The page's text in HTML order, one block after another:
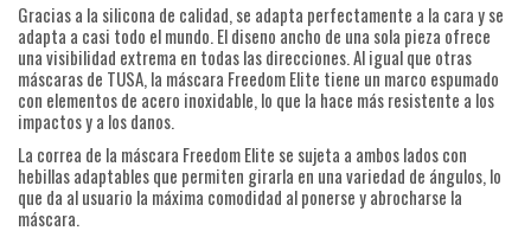
Gracias a la silicona de calidad, se adapta perfectamente a la cara y se
adapta a casi todo el mundo. El diseno ancho de una sola pieza ofrece
una visibilidad extrema en todas las direcciones. Al igual que otras
máscaras de TUSA, la máscara Freedom Elite tiene un marco espumado
con elementos de acero inoxidable, lo que la hace más resistente a los
impactos y a los danos.
La correa de la máscara Freedom Elite se sujeta a ambos lados con
hebillas adaptables que permiten girarla en una variedad de ángulos, lo
que da al usuario la máxima comodidad al ponerse y abrocharse la
máscara.